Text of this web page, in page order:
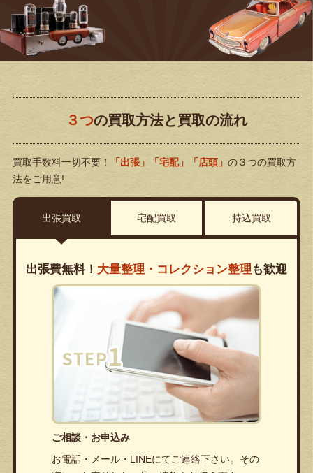
３つの買取方法と買取の流れ
買取手数料一切不要！ 「出張」「宅配」「店頭」 の３つの買取方
法をご用意!
出張買取 宅配買取 持込買取
出張費無料！ 大量整理・コレクション整理 も歓迎
ご相談・お申込み
お電話・メール・LINEにてご連絡下さい。その